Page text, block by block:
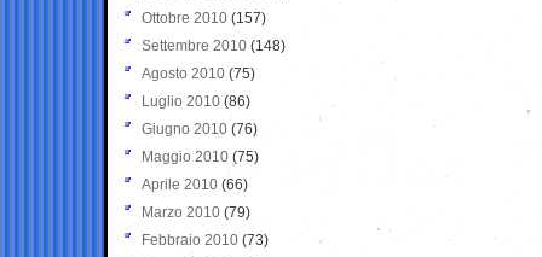
Ottobre 2010 (157)
Settembre 2010 (148)
Agosto 2010 (75)
Luglio 2010 (86)
Giugno 2010 (76)
Maggio 2010 (75)
Aprile 2010 (66)
Marzo 2010 (79)
Febbraio 2010 (73)